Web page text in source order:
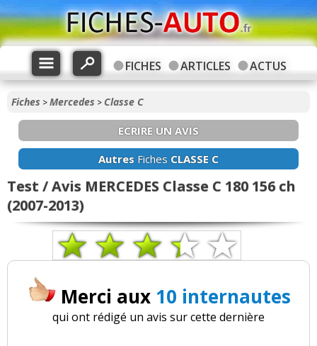
FICHES ARTICLES ACTUS
Fiches >Mercedes > Classe C
ECRIRE UN AVIS
Autres Fiches CLASSE C
Test / Avis MERCEDES Classe C 180 156 ch
(2007-2013)
Merci aux 10 internautes
qui ont rédigé un avis sur cette dernière